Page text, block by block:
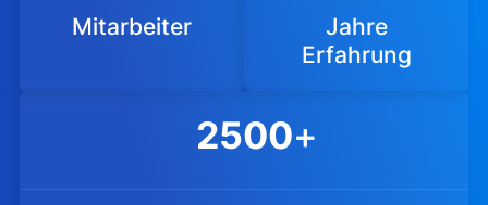
Mitarbeiter
Jahre
Erfahrung
2500+